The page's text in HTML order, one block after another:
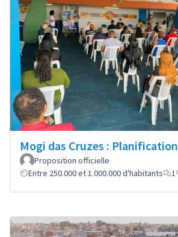
Mogi das Cruzes :
Proposition officielle
Entre 250.000 et 1.000.000 d'habitants
1